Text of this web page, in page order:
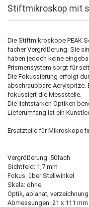
Stiftmikroskop mit
Die Stiftmikroskope PEAK
facher Vergrößerung. Sie
haben jedoch keine
Prismensystem sorgt für
Die Fokussierung erfolgt
abschraubbare Acrylspitze.
fokussiert die Messstelle.
Die lichtstarken Optiken
Lieferumfang ist ein
Ersatzteile für Mikroskope
Vergrößerung: 50fach
Sichtfeld: 1,7 mm
Fokus: über Stellwinkel
Skala: ohne
Optik, aplanat,
Abmessungen: 21 x 111